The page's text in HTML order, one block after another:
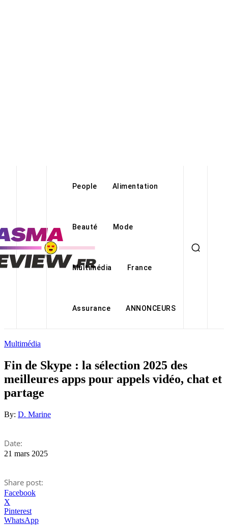
People Alimentation
Beauté Mode
Multimédia France
Assurance ANNONCEURS
Multimédia
Fin de Skype : la sélection 2025 des
meilleures apps pour appels vidéo, chat et
partage
By: D. Marine
Date:
21 mars 2025
Share post:
Facebook
X
Pinterest
WhatsApp